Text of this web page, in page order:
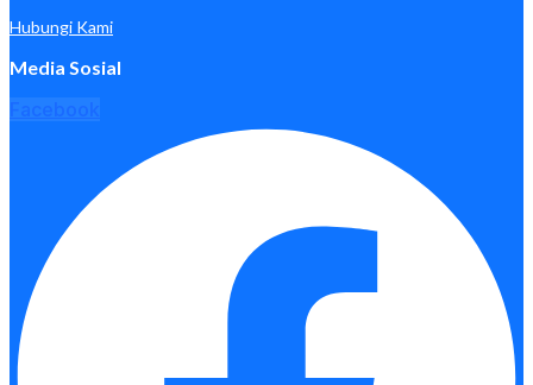
Hubungi Kami
Media Sosial